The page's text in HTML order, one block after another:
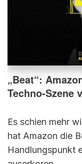
„Beat“:
Techno-Szene
Es schien mehr
hat Amazon die
Handlungspunkt